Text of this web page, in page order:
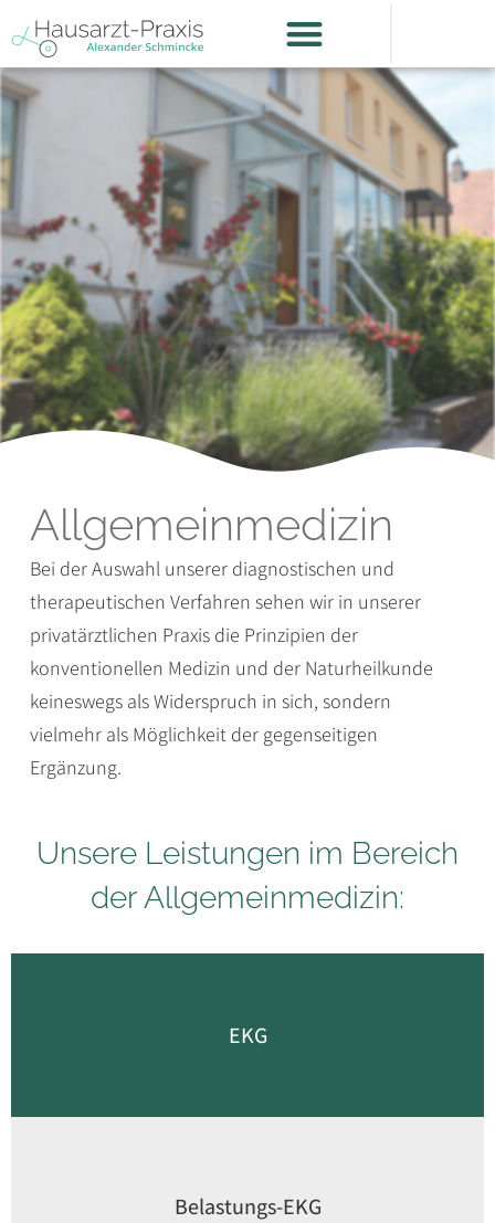
Allgemein­medizin
Bei der Auswahl unserer diagnostischen und
therapeutischen Verfahren sehen wir in unserer
privatärztlichen Praxis die Prinzipien der
konventionellen Medizin und der Naturheilkunde
keineswegs als Widerspruch in sich, sondern
vielmehr als Möglichkeit der gegenseitigen
Ergänzung.
Unsere Leistungen im Bereich
der Allgemeinmedizin:
EKG
Belastungs-EKG